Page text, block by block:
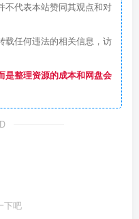
不代表本站赞同其观点和对
载任何违法的相关信息，访
是整理资源的成本和网盘会
下吧